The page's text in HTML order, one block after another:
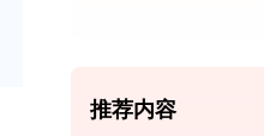
推荐内容